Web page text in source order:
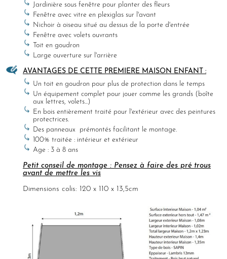
Jardinière sous fenêtre pour planter des fleurs
Fenêtre avec vitre en plexiglas sur l'avant
Nichoir à oiseau situé au dessus de la porte d'entrée
Fenêtre avec volets ouvrants
Toit en goudron
Large ouverture sur l'arrière
AVANTAGES DE CETTE PREMIERE MAISON ENFANT :
Un toit en goudron pour plus de protection dans le temps
Un équipement complet pour jouer comme les grands (boîte
aux lettres, volets...)
En bois entièrement traité pour l'extérieur avec des peintures
protectrices.
Des panneaux prémontés facilitant le montage.
100% traitée : intérieur et extérieur
Age : 3 à 8 ans
Petit conseil de montage : Pensez à faire des pré trous
avant de mettre les vis
Dimensions colis: 120 x 110 x 13,5cm